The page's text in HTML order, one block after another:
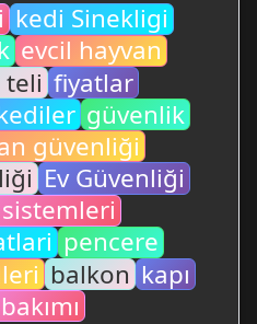
kedi Sinekligi
evcil hayvan
teli fiyatlar
güvenlik
güvenliği
Ev Güvenliği
pencere
balkon kapı